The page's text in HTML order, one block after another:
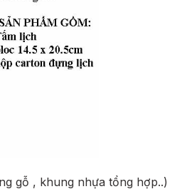
gỗ , khung nhựa tổng hợp..)